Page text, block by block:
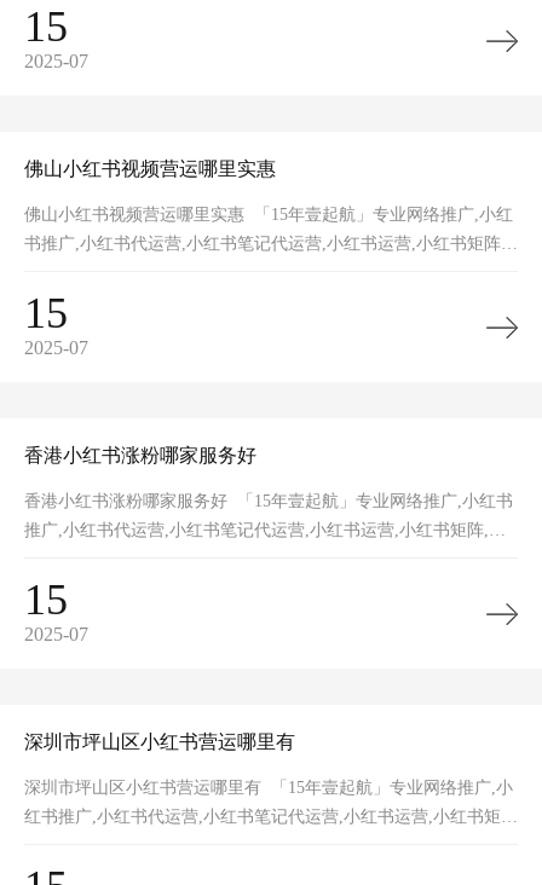
15
2025-07
佛山小红书视频营运哪里实惠
佛山小红书视频营运哪里实惠 「15年壹起航」专业网络推广,小红
书推广,小红书代运营,小红书笔记代运营,小红书运营,小红书矩阵,
15
2025-07
香港小红书涨粉哪家服务好
香港小红书涨粉哪家服务好 「15年壹起航」专业网络推广,小红书
推广,小红书代运营,小红书笔记代运营,小红书运营,小红书矩阵,小
15
2025-07
深圳市坪山区小红书营运哪里有
深圳市坪山区小红书营运哪里有 「15年壹起航」专业网络推广,小
红书推广,小红书代运营,小红书笔记代运营,小红书运营,小红书矩